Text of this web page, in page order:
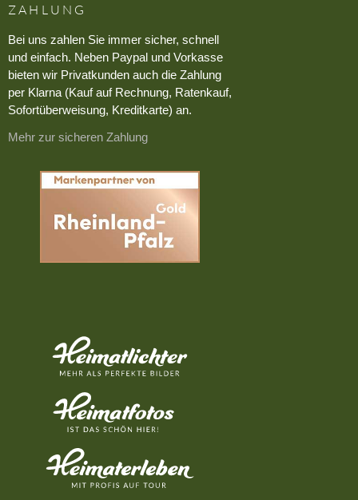
ZAHLUNG
Bei uns zahlen Sie immer sicher, schnell
und einfach. Neben Paypal und Vorkasse
bieten wir Privatkunden auch die Zahlung
per Klarna (Kauf auf Rechnung, Ratenkauf,
Sofortüberweisung, Kreditkarte) an.
Mehr zur sicheren Zahlung